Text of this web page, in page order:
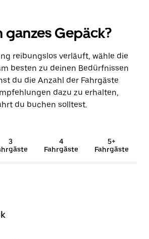
ganzes Gepäck?
reibungslos verläuft, wähle die
besten zu deinen Bedürfnissen
du die Anzahl der Fahrgäste
dazu zu erhalten,
du buchen solltest.
3
4
Fahrgäste
5+
Fahrgäste